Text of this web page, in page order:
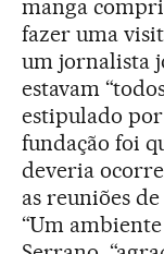
manga
fazer uma
um jornalista
estavam
estipulado
fundação foi
deveria
as reuniões
“Um